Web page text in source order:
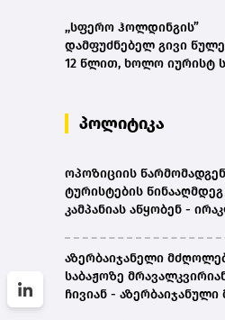
შეუწყობს შიდა ტურიზმს,
საერთაშორისო ტურიზმს,
შიდა მობილობის
,,სფერო ჰოლდინგის”
დამფუძნებელ გივი
12 წლით, ხოლო იურისტ
პოლიტიკა
ოპოზიციის
ტურისტების
კამპანიას აწყობენ -
აზერბაიჯანელი
საბაჟოზე
ჩივიან - აზერბაიჯანული